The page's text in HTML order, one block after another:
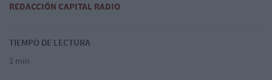
REDACCIÓN CAPITAL RADIO
TIEMPO DE LECTURA
1 min